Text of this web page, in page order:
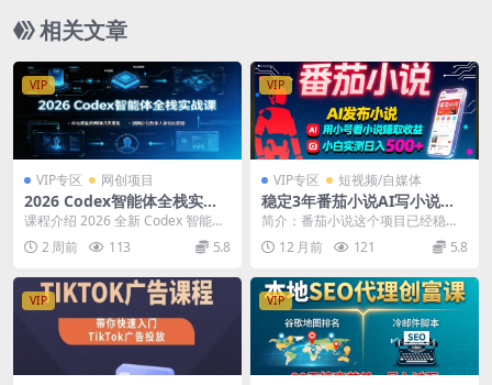
作流全教程
相关文章
VIP
VIP专区 网创项目
2026 Codex智能体全栈实战
课：本地模型微调知识库搭
建，视频办公数字人自动化教
程
课程介绍 2026 全新 Codex 智能体
实战课程，从软件安装配置入门，
逐层拆...
2 周前 113 5.8
VIP
VIP专区 短视频/自媒体
稳定3年番茄小说AI写小说赚
取稿费，多号看小说赚取收
益，小白实测单日500+
简介：番茄小说这个项目已经稳定3
年，小白只要按照方法做就能日入5
00+，逻辑就是...
12 月前 121 5.8
VIP VIP